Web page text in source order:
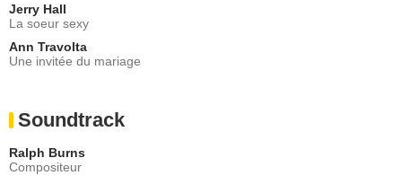
Jerry Hall
La soeur sexy
Ann Travolta
Une invitée du mariage
Soundtrack
Ralph Burns
Compositeur